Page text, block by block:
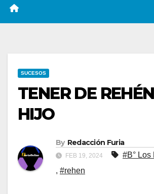
SUCESOS
TENER DE
HIJO
By Redacción Furia
FEB 19, 2024 #B° Los
, #rehen